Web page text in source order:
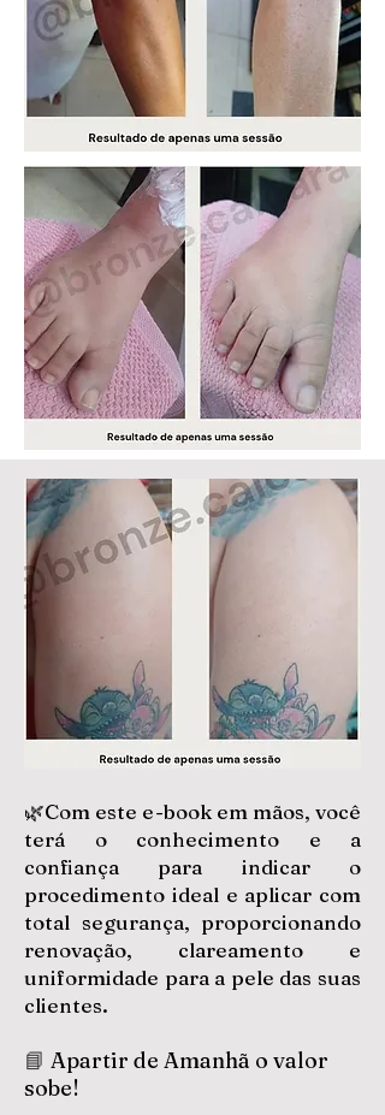
🌿Com este e-book em mãos, você
terá o conhecimento e a
confiança para indicar o
procedimento ideal e aplicar com
total segurança, proporcionando
renovação, clareamento e
uniformidade para a pele das suas
clientes.​​
📘 Apartir de Amanhã o valor
sobe!